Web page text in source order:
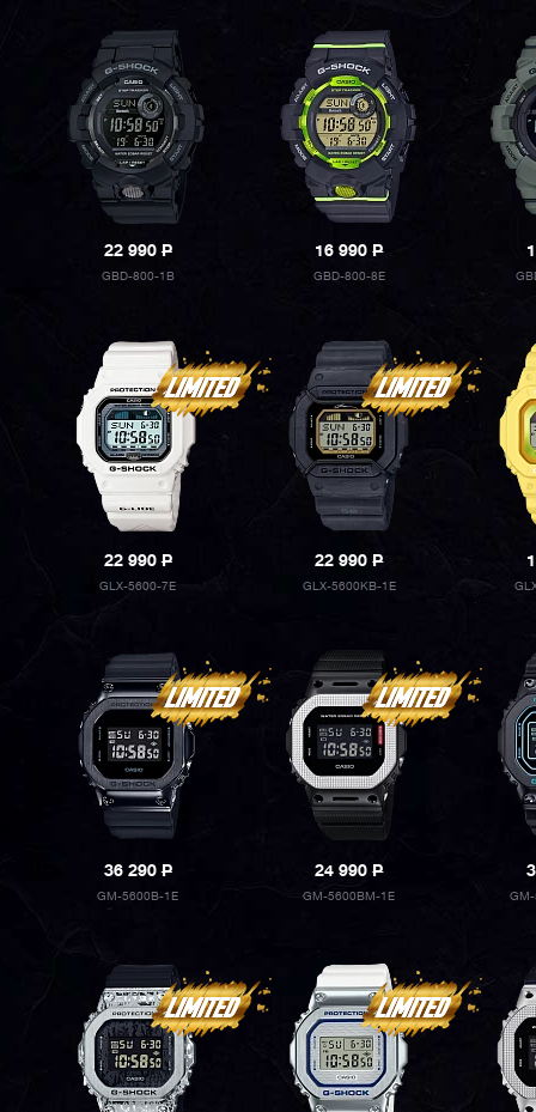
22 990P
GBD-800-1B
16 990P
GBD-800-8E
22 990P
GLX-5600-7E
22 990P
GLX-5600KB-1E
36 290P
GM-5600B-1E
24 990P
GM-5600BM-1E